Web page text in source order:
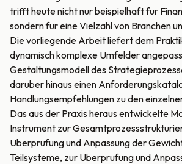
trifft heute nicht nur beispielhaft fur
sondern fur eine Vielzahl von Branchen
Die vorliegende Arbeit liefert dem
dynamisch komplexe Umfelder
Gestaltungsmodell des
daruber hinaus einen
Handlungsempfehlungen zu den
Das aus der Praxis heraus entwickelte
Instrument zur
Uberprufung und Anpassung der
Teilsysteme, zur Uberprufung und